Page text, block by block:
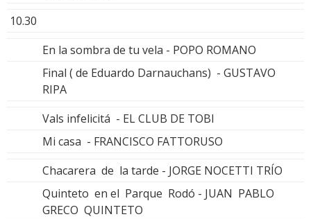
10.30
En la sombra de tu vela - POPO ROMANO
Final ( de Eduardo Darnauchans) - GUSTAVO
RIPA
Vals infelicitá - EL CLUB DE TOBI
Mi casa - FRANCISCO FATTORUSO
Chacarera de la tarde - JORGE NOCETTI TRÍO
Quinteto en el Parque Rodó - JUAN PABLO
GRECO QUINTETO